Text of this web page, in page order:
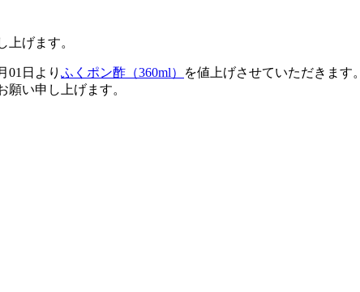
げます。
01日より ふくポン酢（360ml）
を値上げさせていただきます。
い申し上げます。